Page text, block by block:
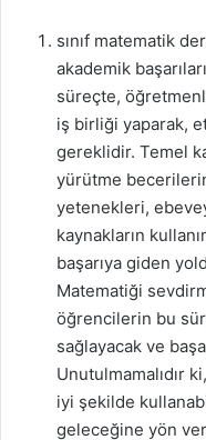
sınıf matematik
akademik
süreçte,
iş birliği yaparak,
gereklidir. Temel
yürütme
yetenekleri,
kaynakların
başarıya giden
Matematiği
öğrencilerin bu
sağlayacak ve
Unutulmamalıdır
iyi şekilde
geleceğine yön